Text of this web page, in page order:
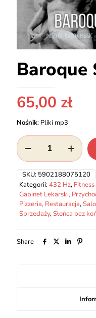
Baroque
65,00 zł
Nośnik: Pliki mp3
ilość
Baroque
Splendor
SKU: 5902188075120
Kategorii:432 Hz,
Gabinet Lekarski,
Pizzeria, Restauracja,
Sprzedaży,Słońca bez
Share